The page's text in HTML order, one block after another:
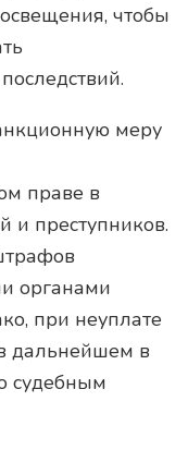
чтобы
меру
праве в
и преступников.
органами
при неуплате
дальнейшем в
судебным